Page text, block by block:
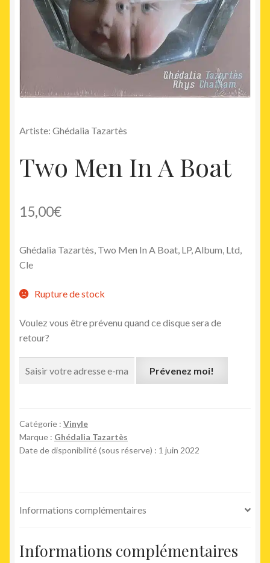
Artiste: Ghédalia Tazartès
Two Men In A Boat
15,00€
Ghédalia Tazartès, Two Men In A Boat, LP, Album, Ltd,
Cle
Rupture de stock
Voulez vous être prévenu quand ce disque sera de
retour?
Prévenez moi!
Catégorie : Vinyle
Marque : Ghédalia Tazartès
Date de disponibilité (sous réserve) : 1 juin 2022
Informations complémentaires
Informations complémentaires